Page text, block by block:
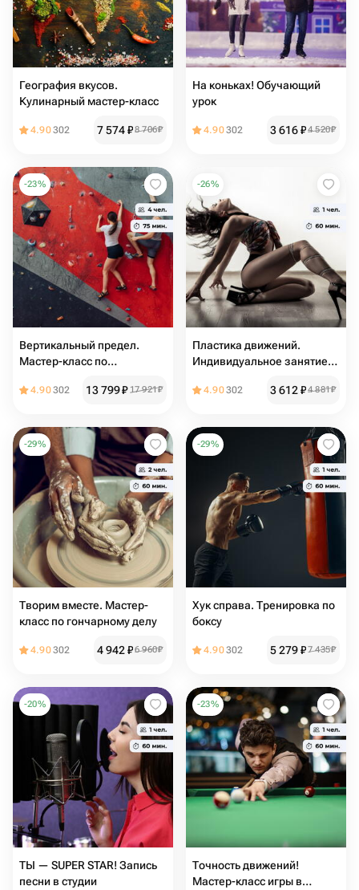
География вкусов.
Кулинарный мастер-класс
4.90302 7 574₽8 706₽
На коньках! Обучающий
урок
4.90302 3 616₽4 520₽
-23%
Вертикальный предел.
Мастер-класс по
4.90302 13 799₽ 17 921₽
-26%
Пластика движений.
Индивидуальное занятие
4.90302 3 612₽4 881₽
-29%
Творим вместе. Мастер-
класс по гончарному делу
4.90302 4 942₽6 960₽
-29%
Хук справа. Тренировка по
боксу
4.90302 5 279₽7 435₽
-20%
ТЫ — SUPER STAR! Запись
песни в студии
-23%
Точность движений!
Мастер-класс игры в